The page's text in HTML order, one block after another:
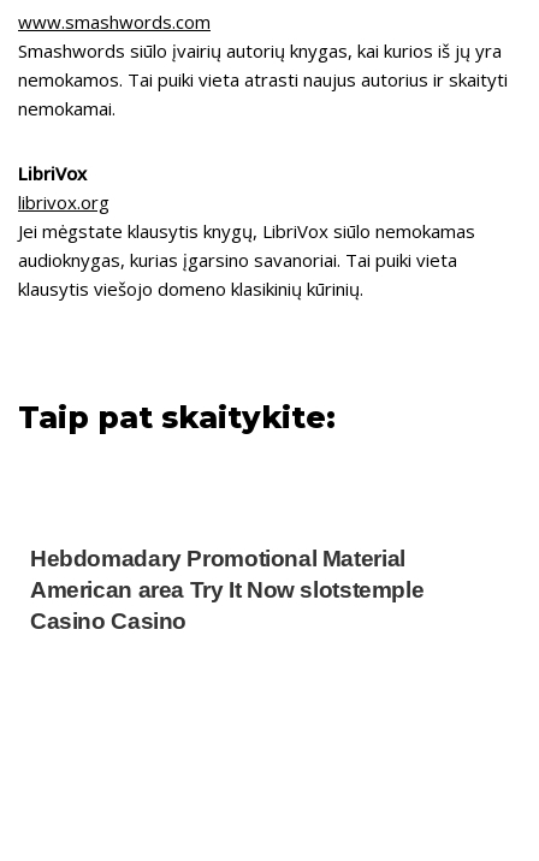
www.smashwords.com
Smashwords siūlo įvairių autorių knygas, kai kurios iš jų yra
nemokamos. Tai puiki vieta atrasti naujus autorius ir skaityti
nemokamai.
LibriVox
librivox.org
Jei mėgstate klausytis knygų, LibriVox siūlo nemokamas
audioknygas, kurias įgarsino savanoriai. Tai puiki vieta
klausytis viešojo domeno klasikinių kūrinių.
Taip pat skaitykite:
Hebdomadary Promotional Material
American area Try It Now slotstemple
Casino Casino